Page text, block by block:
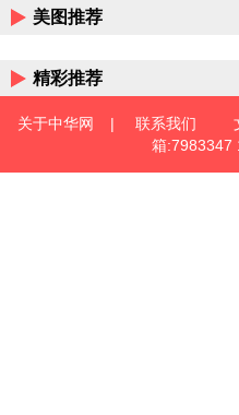
美图推荐
精彩推荐
关于中华网 | 联系我们
箱:7983347